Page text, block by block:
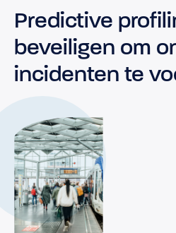
Postbus 48
T:+31 (0)88 374
E:
Predictive
beveiligen om
incidenten te